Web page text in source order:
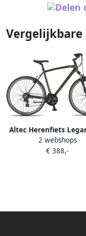
Altec Herenfiets
Inch 56 cm Heren
Brakes Kaki
2 webshops
€ 388,-